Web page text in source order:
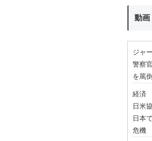
動画
ジャ
警察
を罵
経済
日米
日本
危機